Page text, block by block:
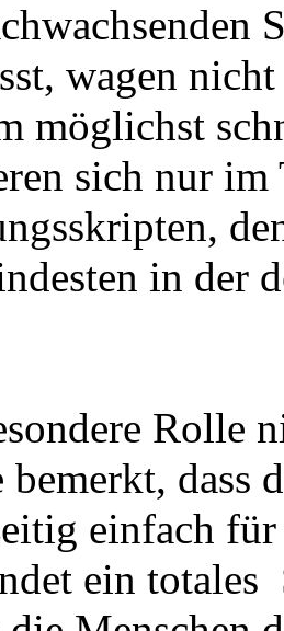
wagen
möglichst
sich nur
in der
Rolle
bemerkt, dass
einfach
ein totales